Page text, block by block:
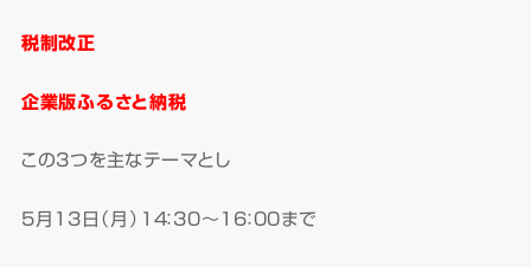
税制改正
企業版ふるさと納税
この3つを主なテーマとし
5月13日（月）14：30～16：00まで